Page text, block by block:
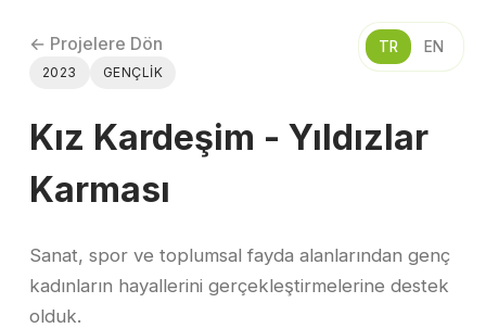
TR EN
← Projelere Dön
2023 GENÇLIK
Kız Kardeşim - Yıldızlar
Karması
Sanat, spor ve toplumsal fayda alanlarından genç
kadınların hayallerini gerçekleştirmelerine destek
olduk.